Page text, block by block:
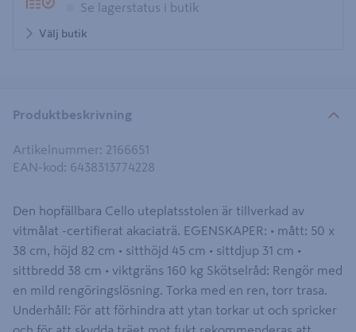
Se lagerstatus i butik
Välj butik
Produktbeskrivning
Artikelnummer: 2166651
EAN-kod : 6438313774228
Den hopfällbara Cello uteplatsstolen är tillverkad av
vitmålat -certifierat akaciaträ. EGENSKAPER: • mått: 50 x
38 cm, höjd 82 cm • sitthöjd 45 cm • sittdjup 31 cm •
sittbredd 38 cm • viktgräns 160 kg Skötselråd: Rengör med
en mild rengöringslösning. Torka med en ren, torr trasa.
Underhåll: För att förhindra att ytan torkar ut och spricker